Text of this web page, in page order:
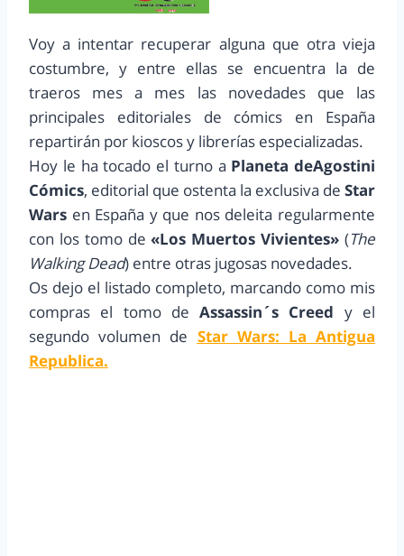
Voy a intentar recuperar alguna que otra vieja
costumbre, y entre ellas se encuentra la de
traeros mes a mes las novedades que las
principales editoriales de cómics en España
repartirán por kioscos y librerías especializadas.
Hoy le ha tocado el turno a Planeta deAgostini
Cómics, editorial que ostenta la exclusiva de Star
Wars en España y que nos deleita regularmente
con los tomo de«Los Muertos Vivientes» (The
Walking Dead) entre otras jugosas novedades.
Os dejo el listado completo, marcando como mis
compras el tomo deAssassin´s Creed y el
segundo volumen de Star Wars: La Antigua
Republica.